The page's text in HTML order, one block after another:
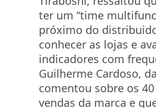
ter um “time
próximo do
conhecer as lojas e
indicadores com
Guilherme Cardoso,
comentou sobre os
vendas da marca e